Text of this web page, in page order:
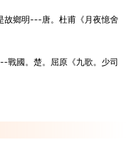
故鄉明---唐。杜甫《月夜憶舍
戰國。楚。屈原《九歌。少司